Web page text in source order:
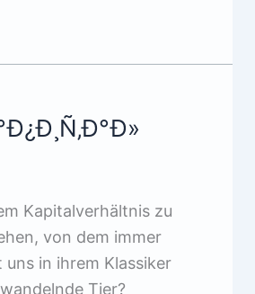
Kapitalverhältnis zu
von dem immer
in ihrem Klassiker
Tier?